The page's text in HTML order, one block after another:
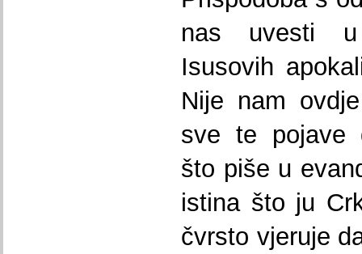
nas uvesti u
Isusovih
Nije nam
sve te pojave
što piše u
istina što ju
čvrsto vjeruje